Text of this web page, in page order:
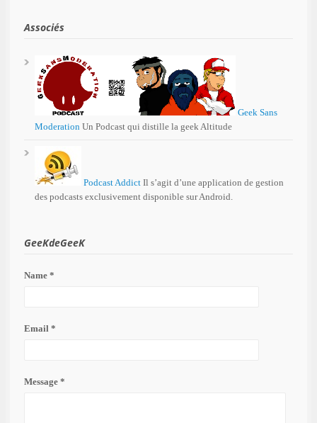
Associés
Geek Sans
Moderation Un Podcast qui distille la geek Altitude
Podcast Addict Il s’agit d’une application de gestion
des podcasts exclusivement disponible sur Android.
GeeKdeGeeK
Name *
Email *
Message *